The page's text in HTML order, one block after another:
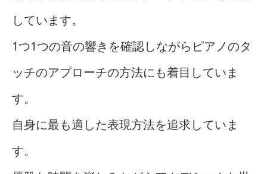
しています。
1つ1つの音の響きを確認しながらピアノのタ
ッチのアプローチの方法にも着目していま
す。
自身に最も適した表現方法を追求していま
す。